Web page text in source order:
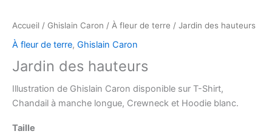
Accueil / Ghislain Caron / À fleur de terre / Jardin des hauteurs
À fleur de terre, Ghislain Caron
Jardin des hauteurs
Illustration de Ghislain Caron disponible sur T-Shirt,
Chandail à manche longue, Crewneck et Hoodie blanc.
Taille